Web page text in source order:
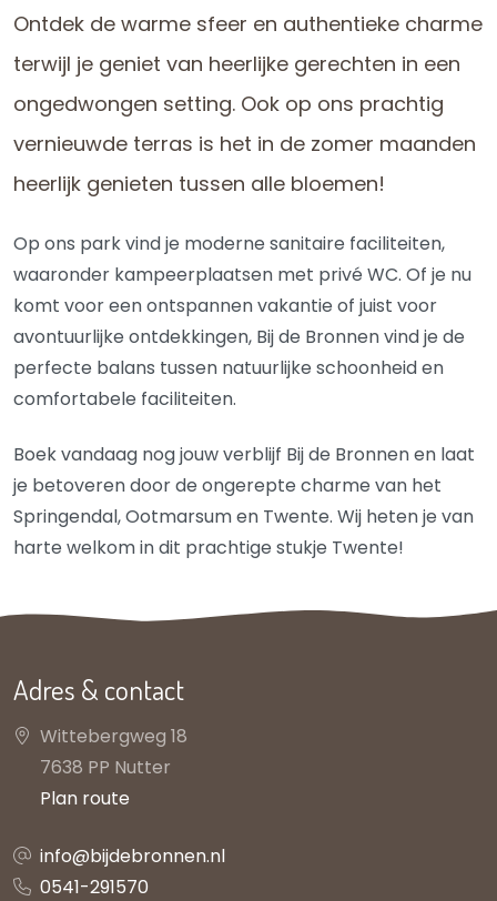
Ontdek de warme sfeer en authentieke charme
terwijl je geniet van heerlijke gerechten in een
ongedwongen setting. Ook op ons prachtig
vernieuwde terras is het in de zomer maanden
heerlijk genieten tussen alle bloemen!
Op ons park vind je moderne sanitaire faciliteiten,
waaronder kampeerplaatsen met privé WC. Of je nu
komt voor een ontspannen vakantie of juist voor
avontuurlijke ontdekkingen, Bij de Bronnen vind je de
perfecte balans tussen natuurlijke schoonheid en
comfortabele faciliteiten.
Boek vandaag nog jouw verblijf Bij de Bronnen en laat
je betoveren door de ongerepte charme van het
Springendal, Ootmarsum en Twente. Wij heten je van
harte welkom in dit prachtige stukje Twente!
Adres & contact
Wittebergweg 18
7638 PP Nutter
Plan route
info@bijdebronnen.nl
0541-291570